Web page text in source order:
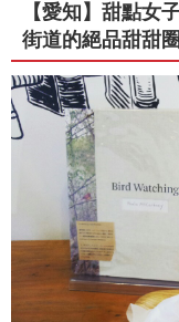
【愛知】甜點
街道的絕品甜甜